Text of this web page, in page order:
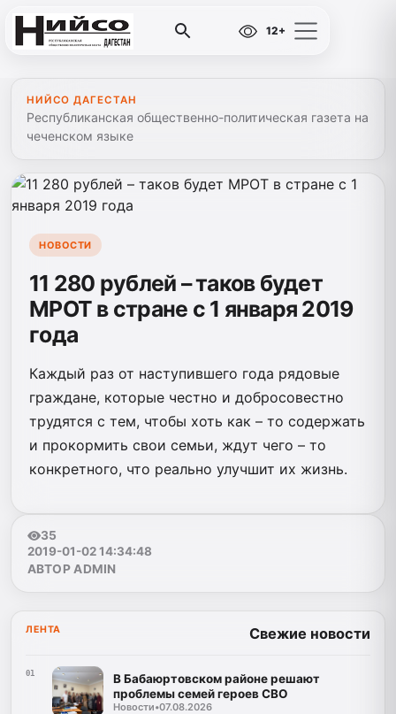
12+
НИЙСО ДАГЕСТАН
Республиканская общественно-политическая газета на
чеченском языке
НОВОСТИ
11 280 рублей – таков будет
МРОТ в стране с 1 января 2019
года
Каждый раз от наступившего года рядовые
граждане, которые честно и добросовестно
трудятся с тем, чтобы хоть как – то содержать
и прокормить свои семьи, ждут чего – то
конкретного, что реально улучшит их жизнь.
35
2019-01-02 14:34:48
АВТОР ADMIN
ЛЕНТА Свежие новости
01
В Бабаюртовском районе решают
проблемы семей героев СВО
Новости•07.08.2026